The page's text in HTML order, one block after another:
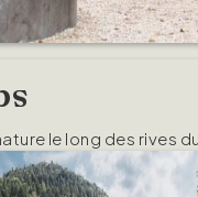
le long des rives